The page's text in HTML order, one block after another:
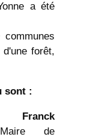
a été
forêt,
sont :
Franck
de